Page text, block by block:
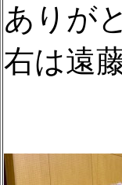
ありが
右は遠